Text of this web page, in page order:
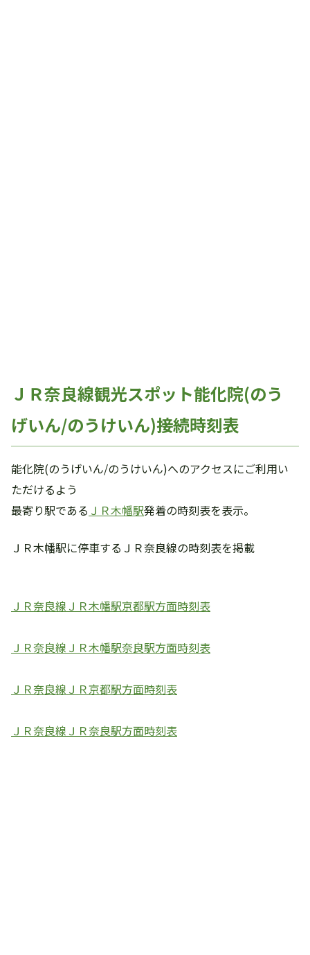
ＪＲ奈良線観光スポット能化院(のう
げいん/のうけいん)接続時刻表
能化院(のうげいん/のうけいん)へのアクセスにご利用い
ただけるよう
最寄り駅である ＪＲ木幡駅発着の時刻表を表示。
ＪＲ木幡駅に停車するＪＲ奈良線の時刻表を掲載
ＪＲ奈良線ＪＲ木幡駅京都駅方面時刻表
ＪＲ奈良線ＪＲ木幡駅奈良駅方面時刻表
ＪＲ奈良線ＪＲ京都駅方面時刻表
ＪＲ奈良線ＪＲ奈良駅方面時刻表